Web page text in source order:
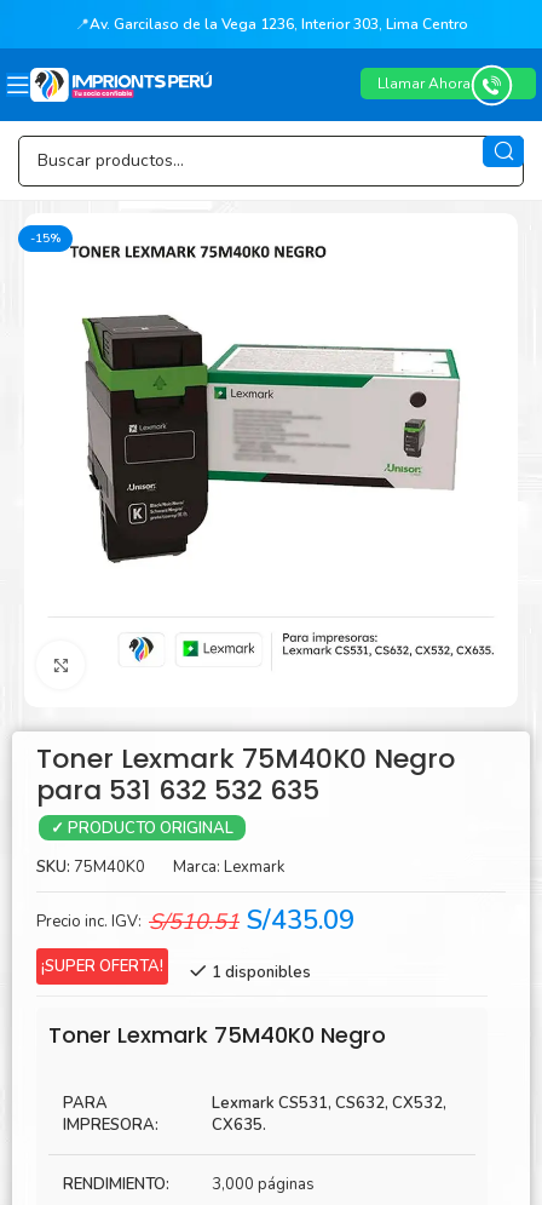
📍Av. Garcilaso de la Vega 1236, Interior 303, Lima Centro
Llamar Ahora
-15%
Agrandar
Toner Lexmark 75M40K0 Negro
para 531 632 532 635
✓ PRODUCTO ORIGINAL
SKU: 75M40K0 Marca: Lexmark
Precio inc. IGV: S/510.51 El
original
S/510.51.
S/435.09
S/435.09.
¡SUPER OFERTA! 1 disponibles
Toner Lexmark 75M40K0 Negro
PARA
IMPRESORA:
Lexmark CS531, CS632, CX532,
CX635.
RENDIMIENTO: 3,000 páginas